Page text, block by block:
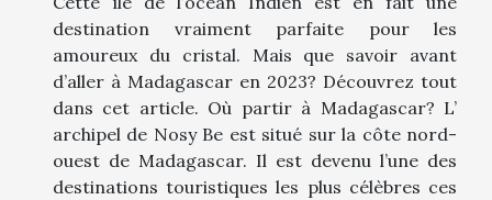
destination vraiment parfaite pour les
amoureux du cristal. Mais que savoir avant
d’aller à Madagascar en 2023? Découvrez tout
dans cet article. Où partir à Madagascar? L’
archipel de Nosy Be est situé sur la côte nord-
ouest de Madagascar. Il est devenu l’une des
destinations touristiques les plus célèbres ces